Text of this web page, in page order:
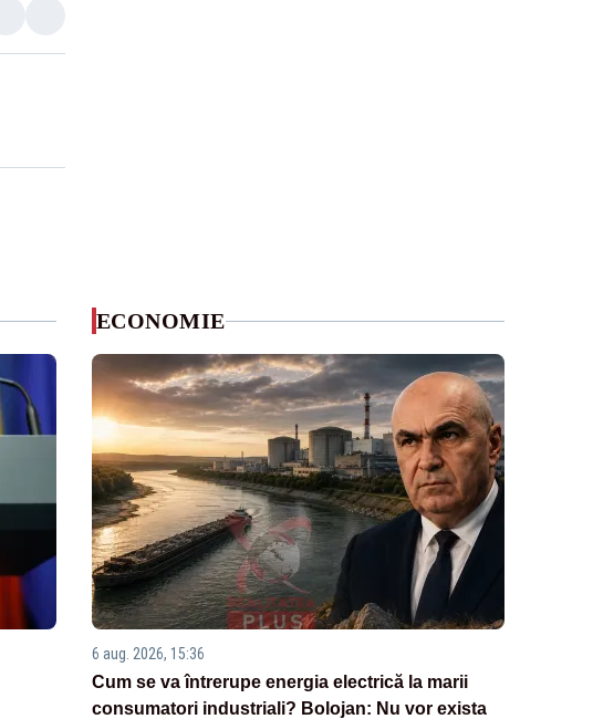
ECONOMIE
6 aug. 2026, 15:36
Cum se va întrerupe energia electrică la marii
consumatori industriali? Bolojan: Nu vor exista